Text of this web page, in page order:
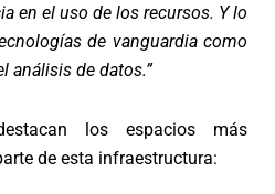
en el uso de los recursos. Y lo
de vanguardia como
análisis de datos.”
los espacios más
de esta infraestructura: